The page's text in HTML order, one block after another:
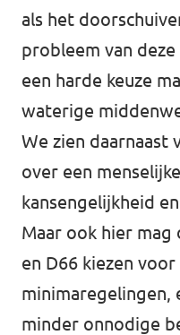
als het
probleem van
een harde keuze
waterige
We zien daarnaast
over een
kansengelijkheid
Maar ook hier
en D66 kiezen
minimaregelingen,
minder onnodige